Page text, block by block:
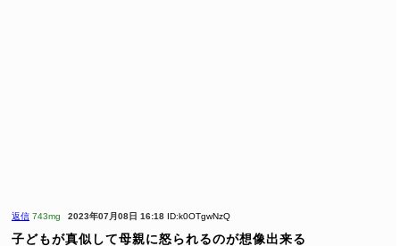
返信 743mg 2023年07月08日 16:18 ID:k0OTgwNzQ
子どもが真似して母親に怒られるのが想像出来る